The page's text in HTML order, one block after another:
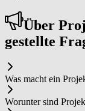
Über
gestellte
Was macht ein
Worunter sind